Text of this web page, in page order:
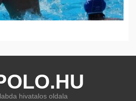
hivatalos oldala